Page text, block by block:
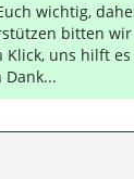
wichtig,
bitten
uns hilft es